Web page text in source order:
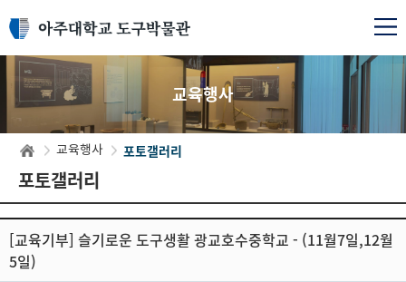
교육행사
교육행사 포토갤러리
포토갤러리
[교육기부] 슬기로운 도구생활 광교호수중학교 - (11월7일,12월
5일)